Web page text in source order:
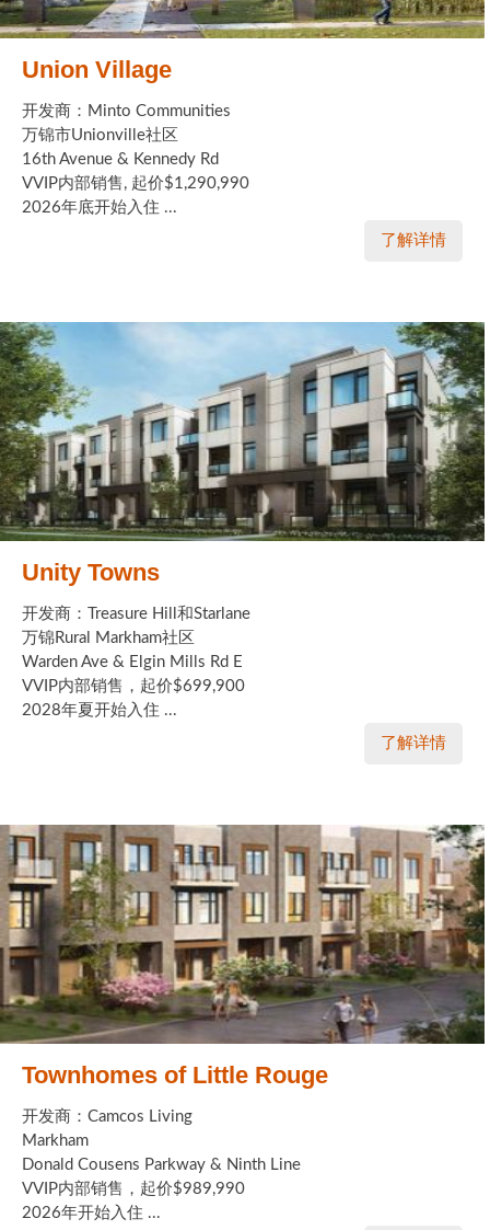
Union Village
开发商：Minto Communities
万锦市Unionville社区
16th Avenue & Kennedy Rd
VVIP内部销售, 起价$1,290,990
2026年底开始入住 ...
了解详情
Unity Towns
开发商：Treasure Hill和Starlane
万锦Rural Markham社区
Warden Ave & Elgin Mills Rd E
VVIP内部销售，起价$699,900
2028年夏开始入住 ...
了解详情
Townhomes of Little Rouge
开发商：Camcos Living
Markham
Donald Cousens Parkway & Ninth Line
VVIP内部销售，起价$989,990
2026年开始入住 ...